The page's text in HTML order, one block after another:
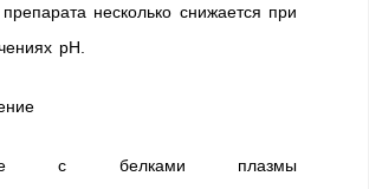
препарата несколько снижается при
рН.
с белками плазмы